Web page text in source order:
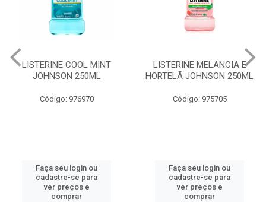
LISTERINE MELANCIA E
HORTELÃ JOHNSON 250ML
Código: 975705
Faça seu login ou
cadastre-se para
ver preços e
comprar
ABSORVENTE SEMPRE
LIVRE ADAPT SUAVE
Código: 961997
Faça seu login ou
cadastre-se para
ver preços e
comprar